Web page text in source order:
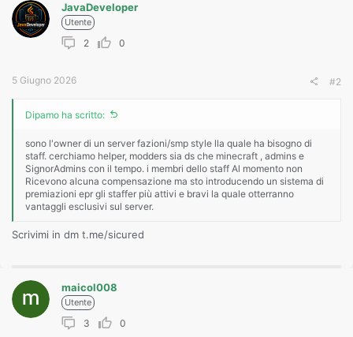
i
o
n
JavaDeveloper
Utente
2 0
5 Giugno 2026 #2
Dipamo ha scritto:
sono l'owner di un server fazioni/smp style lla quale ha bisogno di
staff. cerchiamo helper, modders sia ds che minecraft , admins e
SignorAdmins con il tempo. i membri dello staff Al momento non
Ricevono alcuna compensazione ma sto introducendo un sistema di
premiazioni epr gli staffer più attivi e bravi la quale otterranno
vantaggli esclusivi sul server.
Scrivimi in dm t.me/sicured
maicol008
Utente
3 0